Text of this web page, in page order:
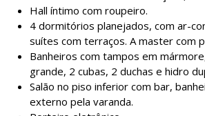
Hall íntimo com roupeiro.
4 dormitórios planejados, com ar-
suítes com terraços. A master com
Banheiros com tampos em
grande, 2 cubas, 2 duchas e hidro
Salão no piso inferior com bar,
externo pela varanda.